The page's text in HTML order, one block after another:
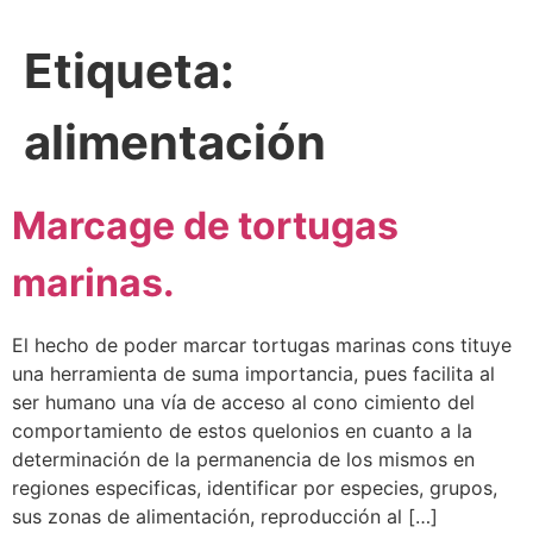
Etiqueta:
alimentación
Marcage de tortugas
marinas.
El hecho de poder marcar tortugas marinas cons tituye
una herramienta de suma importancia, pues facilita al
ser humano una vía de acceso al cono cimiento del
comportamiento de estos quelonios en cuanto a la
determinación de la permanencia de los mismos en
regiones especificas, identificar por especies, grupos,
sus zonas de alimentación, reproducción al […]